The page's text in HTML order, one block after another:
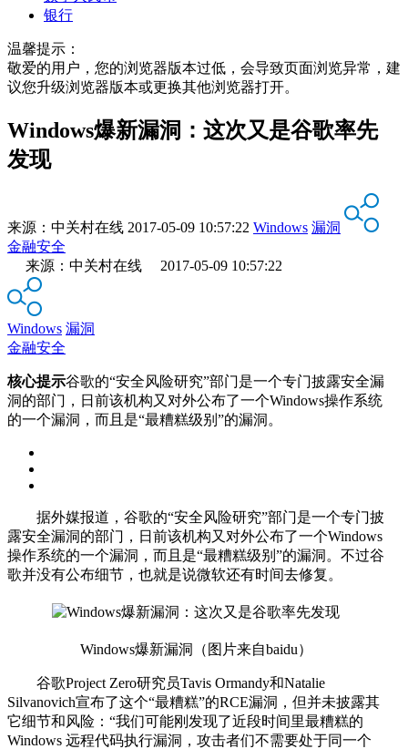
银行
温馨提示：
敬爱的用户，您的浏览器版本过低，会导致页面浏览异常，建
议您升级浏览器版本或更换其他浏览器打开。
Windows爆新漏洞：这次又是谷歌率先
发现
来源： 中关村在线 2017-05-09 10:57:22 Windows 漏洞
金融安全
来源：中关村在线 2017-05-09 10:57:22
Windows 漏洞
金融安全
核心提示谷歌的“安全风险研究”部门是一个专门披露安全漏
洞的部门，日前该机构又对外公布了一个Windows操作系统
的一个漏洞，而且是“最糟糕级别”的漏洞。
据外媒报道，谷歌的“安全风险研究”部门是一个专门披
露安全漏洞的部门，日前该机构又对外公布了一个Windows
操作系统的一个漏洞，而且是“最糟糕级别”的漏洞。不过谷
歌并没有公布细节，也就是说微软还有时间去修复。
Windows爆新漏洞（图片来自baidu）
谷歌Project Zero研究员Tavis Ormandy和Natalie
Silvanovich宣布了这个“最糟糕”的RCE漏洞，但并未披露其
它细节和风险：“我们可能刚发现了近段时间里最糟糕的
Windows 远程代码执行漏洞，攻击者们不需要处于同一个